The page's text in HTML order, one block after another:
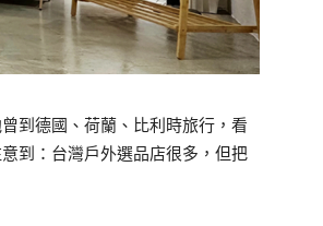
到德國、荷蘭、比利時旅行，看
到：台灣戶外選品店很多，但把